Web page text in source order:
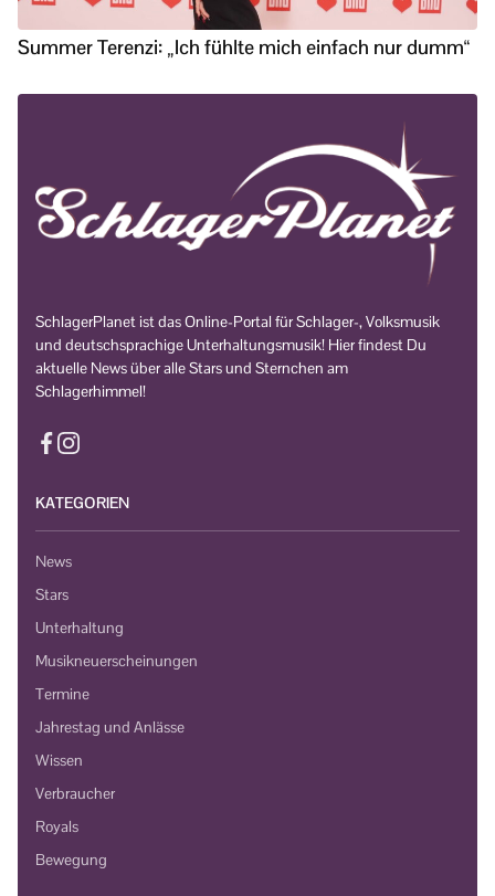
Summer Terenzi: „Ich fühlte mich einfach nur dumm“
SchlagerPlanet ist das Online-Portal für Schlager-, Volksmusik
und deutschsprachige Unterhaltungsmusik! Hier findest Du
aktuelle News über alle Stars und Sternchen am
Schlagerhimmel!
KATEGORIEN
News
Stars
Unterhaltung
Musikneuerscheinungen
Termine
Jahrestag und Anlässe
Wissen
Verbraucher
Royals
Bewegung